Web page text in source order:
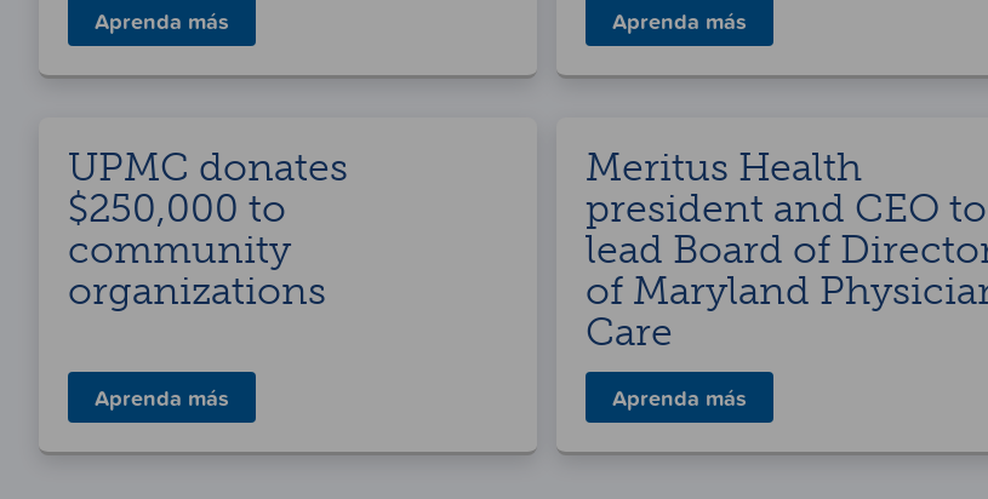
Aprenda más Aprenda más
UPMC donates
$250,000 to
community
organizations
Aprenda más
Meritus Health
president and CEO to
lead Board of
of Maryland
Care
Aprenda más